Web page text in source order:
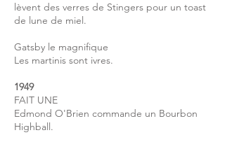
lèvent des verres de Stingers pour un toast
de lune de miel.
Gatsby le magnifique
Les martinis sont ivres.
1949
FAIT UNE
Edmond O'Brien commande un Bourbon
Highball.